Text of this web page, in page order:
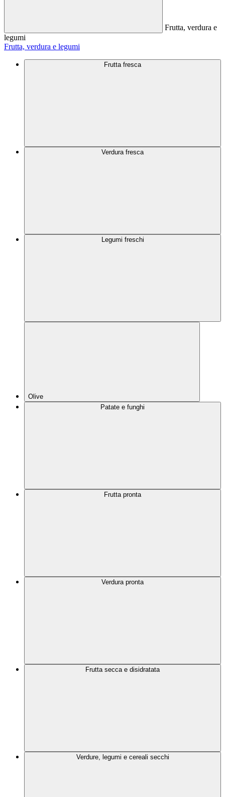
Frutta, verdura e
legumi
Frutta, verdura e legumi
Frutta fresca
Verdura fresca
Legumi freschi
Olive
Patate e funghi
Frutta pronta
Verdura pronta
Frutta secca e disidratata
Verdure, legumi e cereali secchi